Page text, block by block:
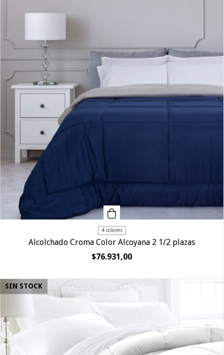
4 colores
Alcolchado Croma Color Alcoyana 2 1/2 plazas
$76.931,00
SIN STOCK